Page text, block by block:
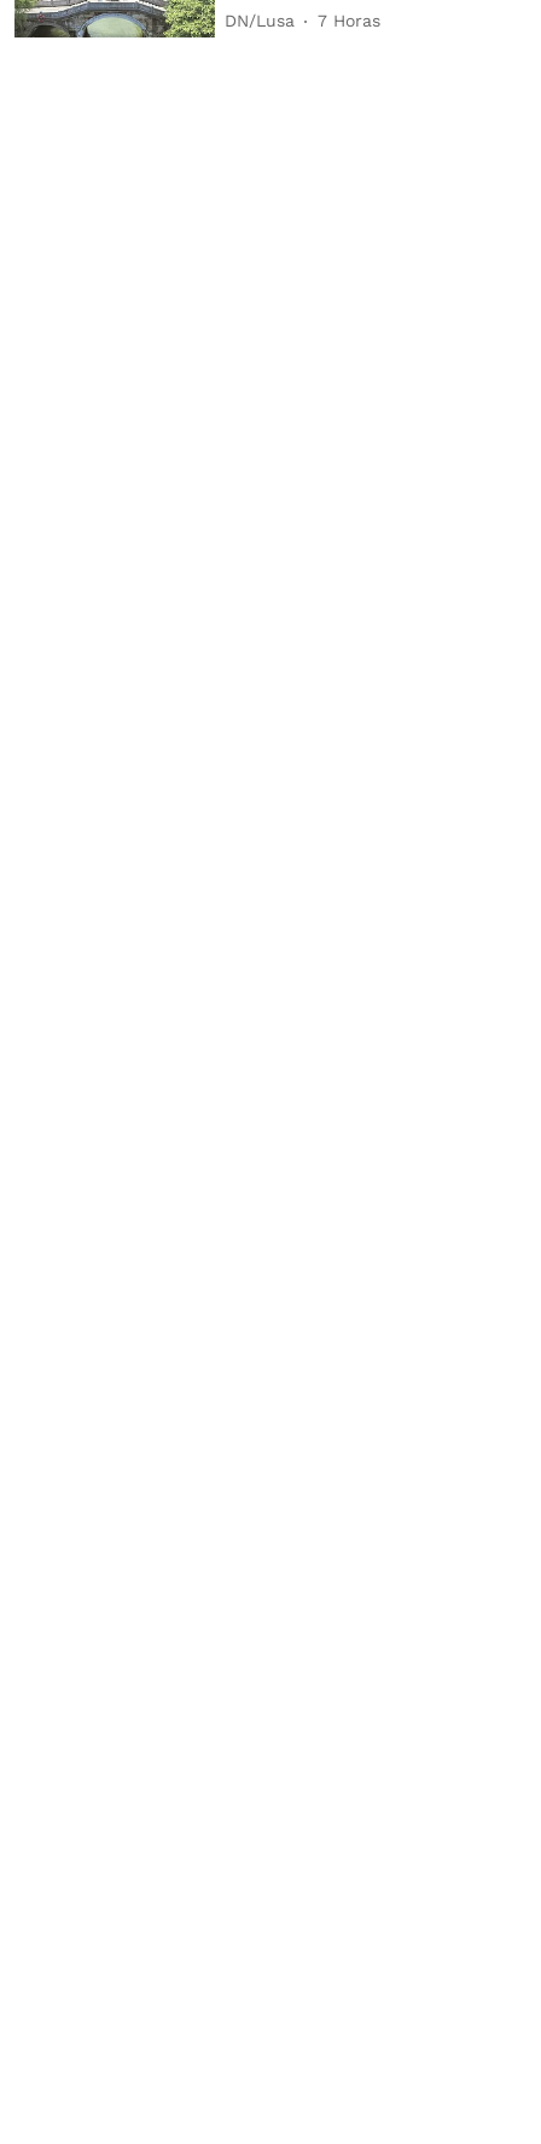
DN/Lusa 7 Horas